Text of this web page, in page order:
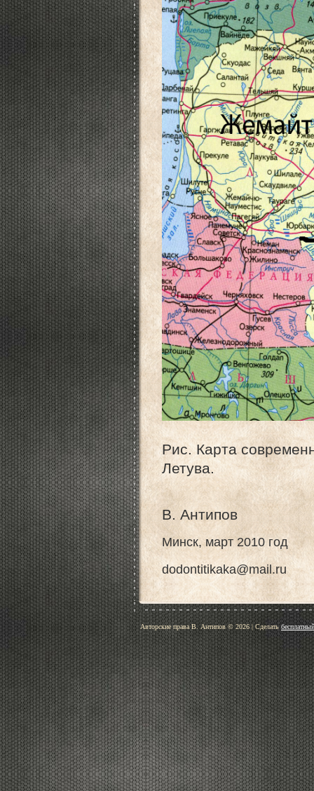
Рис. Карта
Летува.
В. Антипов
Минск, март 2010 год
dodontitikaka@mail.ru
Авторские права В. Антипов © 2026| Сделать